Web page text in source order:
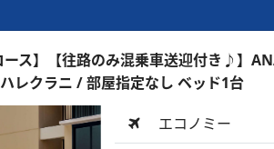
ス】【往路のみ混乗車送迎付き♪】
レクラニ / 部屋指定なし ベッド1台
エコノミー